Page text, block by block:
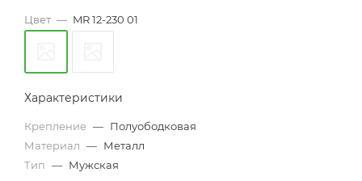
Цвет — MR 12-230 01
Характеристики
Крепление — Полуободковая
Материал — Металл
Тип — Мужская